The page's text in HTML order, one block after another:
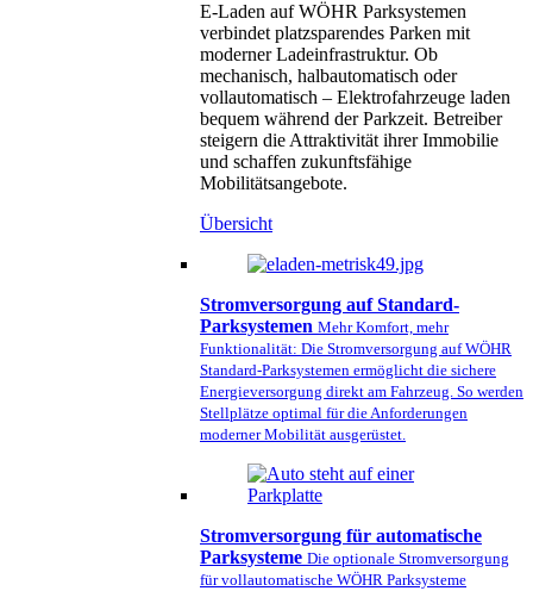
E-Laden auf WÖHR Parksystemen
verbindet platzsparendes Parken mit
moderner Ladeinfrastruktur. Ob
mechanisch, halbautomatisch oder
vollautomatisch – Elektrofahrzeuge laden
bequem während der Parkzeit. Betreiber
steigern die Attraktivität ihrer Immobilie
und schaffen zukunftsfähige
Mobilitätsangebote.
Übersicht
Stromversorgung auf Standard-
Parksystemen Mehr Komfort, mehr
Funktionalität: Die Stromversorgung auf WÖHR
Standard-Parksystemen ermöglicht die sichere
Energieversorgung direkt am Fahrzeug. So werden
Stellplätze optimal für die Anforderungen
moderner Mobilität ausgerüstet.
Stromversorgung für automatische
Parksysteme Die optionale Stromversorgung
für vollautomatische WÖHR Parksysteme